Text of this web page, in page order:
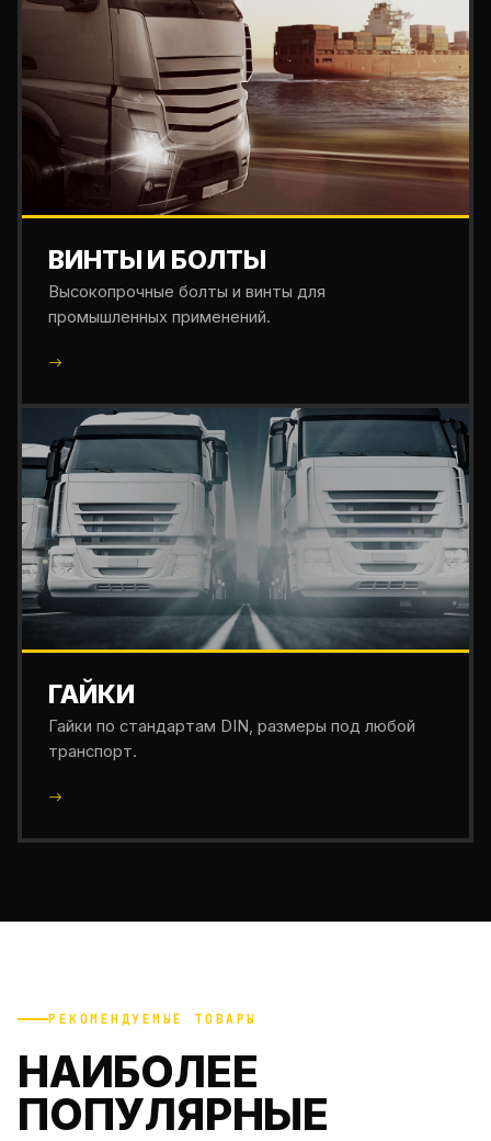
ВИНТЫ И БОЛТЫ
Высокопрочные болты и винты для
промышленных применений.
ГАЙКИ
Гайки по стандартам DIN, размеры под любой
транспорт.
РЕКОМЕНДУЕМЫЕ ТОВАРЫ
НАИБОЛЕЕ
ПОПУЛЯРНЫЕ